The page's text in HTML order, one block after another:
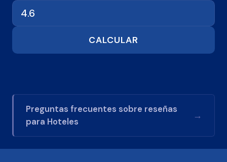
CALCULAR
Preguntas frecuentes sobre reseñas
para Hoteles
→